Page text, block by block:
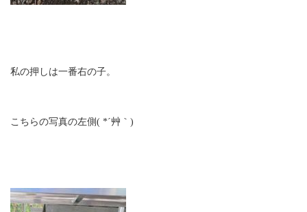
私の押しは一番右の子。
こちらの写真の左側( *´艸｀)